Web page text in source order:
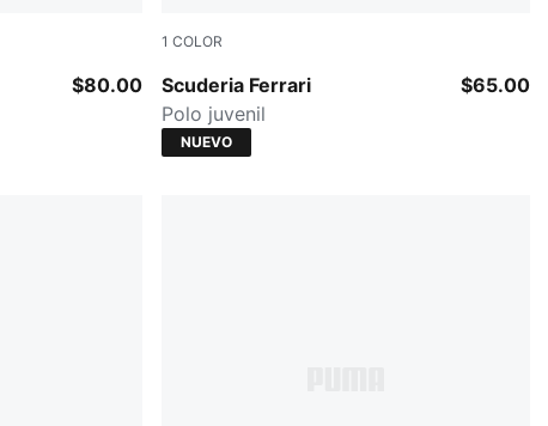
$80.00
1 COLOR
Scuderia Ferrari
PUMA Red
Polo juvenil
$65.00
NUEVO